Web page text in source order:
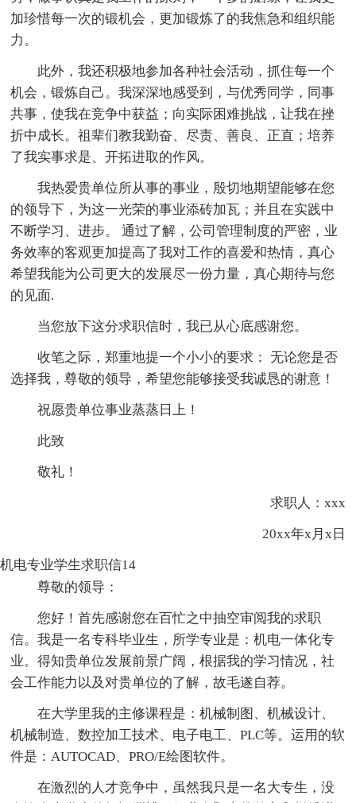
加珍惜每一次的锻机会，更加锻炼了的我焦急和组织能
力。
此外，我还积极地参加各种社会活动，抓住每一个
机会，锻炼自己。我深深地感受到，与优秀同学，同事
共事，使我在竞争中获益；向实际困难挑战，让我在挫
折中成长。祖辈们教我勤奋、尽责、善良、正直；培养
了我实事求是、开拓进取的作风。
我热爱贵单位所从事的事业，殷切地期望能够在您
的领导下，为这一光荣的事业添砖加瓦；并且在实践中
不断学习、进步。 通过了解，公司管理制度的严密，业
务效率的客观更加提高了我对工作的喜爱和热情，真心
希望我能为公司更大的发展尽一份力量，真心期待与您
的见面.
当您放下这分求职信时，我已从心底感谢您。
收笔之际，郑重地提一个小小的要求： 无论您是否
选择我，尊敬的领导，希望您能够接受我诚恳的谢意！
祝愿贵单位事业蒸蒸日上！
此致
敬礼！
求职人：xxx
20xx年x月x日
机电专业学生求职信14
尊敬的领导：
您好！首先感谢您在百忙之中抽空审阅我的求职
信。我是一名专科毕业生，所学专业是：机电一体化专
业。得知贵单位发展前景广阔，根据我的学习情况，社
会工作能力以及对贵单位的了解，故毛遂自荐。
在大学里我的主修课程是：机械制图、机械设计、
机械制造、数控加工技术、电子电工、PLC等。运用的软
件是：AUTOCAD、PRO/E绘图软件。
在激烈的人才竞争中，虽然我只是一名大专生，没